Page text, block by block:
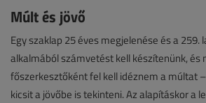
Múlt és jövő
Egy szaklap 25 éves megjelenése és a
alkalmából számvetést kell készítenünk, és
főszerkesztőként fel kell idéznem a múltat
kicsit a jövőbe is tekinteni. Az alapításkor a